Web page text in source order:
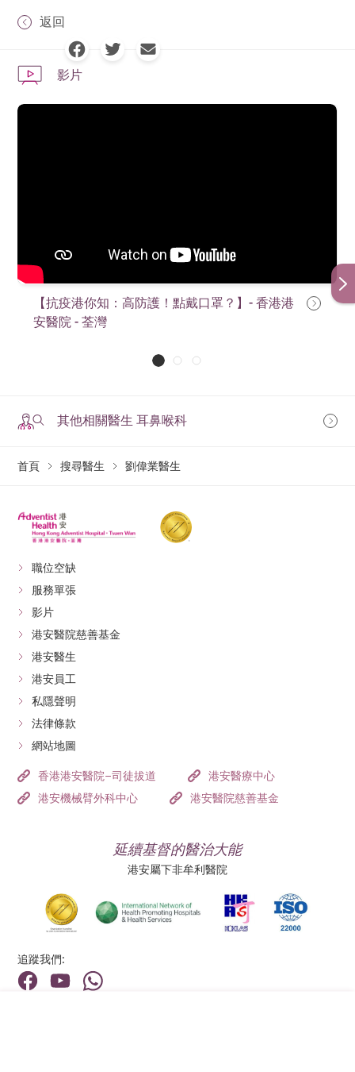
返回
影片
【抗疫港你知：高防護！點戴口罩？】- 香港港
安醫院 - 荃灣
其他相關醫生 耳鼻喉科
首頁 搜尋醫生 劉偉業醫生
職位空缺
服務單張
影片
港安醫院慈善基金
港安醫生
港安員工
私隱聲明
法律條款
網站地圖
香港港安醫院–司徒拔道
港安醫療中心
港安機械臂外科中心
港安醫院慈善基金
延續基督的醫治大能
港安屬下非牟利醫院
追蹤我們: